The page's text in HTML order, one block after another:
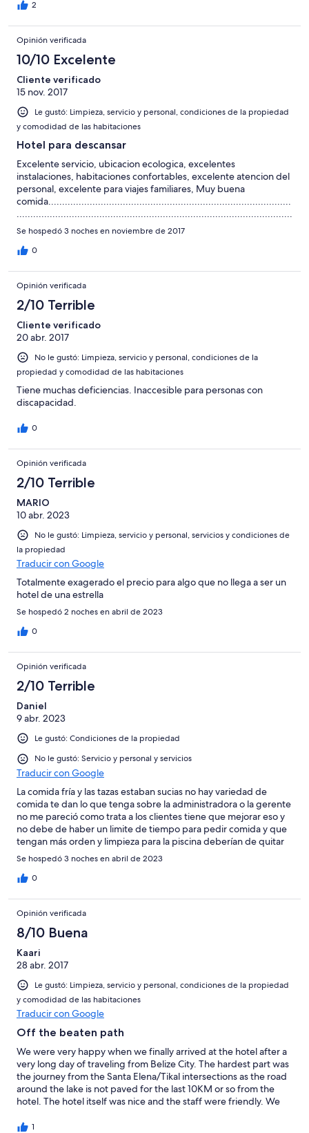
pesar de la amabilidad de la recepcionista fue evidente que
había pagado mas. No importo que estuviéramos en el lugar
(lejos por cierto) en la noche y además con niños. Es posible que
al estar en un lugar muy turístico, siempre tengan clientes pero
NO es justo jugar con la gente que confia en estas plataformas.
2
Opinión verificada
10/10 Excelente
Cliente verificado
15 nov. 2017
Le gustó: Limpieza, servicio y personal, condiciones de la propiedad
y comodidad de las habitaciones
Hotel para descansar
Excelente servicio, ubicacion ecologica, excelentes
instalaciones, habitaciones confortables, excelente atencion del
personal, excelente para viajes familiares, Muy buena
comida........................................................................................
....................................................................................................
....................................................................................................
....................................................................................................
....................................................................................................
Se hospedó 3 noches en noviembre de 2017
0
Opinión verificada
2/10 Terrible
Cliente verificado
20 abr. 2017
No le gustó: Limpieza, servicio y personal, condiciones de la
propiedad y comodidad de las habitaciones
Tiene muchas deficiencias. Inaccesible para personas con
discapacidad.
0
Opinión verificada
2/10 Terrible
MARIO
10 abr. 2023
No le gustó: Limpieza, servicio y personal, servicios y condiciones de
la propiedad
Traducir con Google
Totalmente exagerado el precio para algo que no llega a ser un
hotel de una estrella
Se hospedó 2 noches en abril de 2023
0
Opinión verificada
2/10 Terrible
Daniel
9 abr. 2023
Le gustó: Condiciones de la propiedad
No le gustó: Servicio y personal y servicios
Traducir con Google
La comida fría y las tazas estaban sucias no hay variedad de
comida te dan lo que tenga sobre la administradora o la gerente
no me pareció como trata a los clientes tiene que mejorar eso y
no debe de haber un limite de tiempo para pedir comida y que
tengan más orden y limpieza para la piscina deberían de quitar
el tiempo para meterse o para estar ahí por qué siempre nos
decías que a tal hora está la piscina habilitada y en los días que
estuve ahí solo 1 día avía agua y los demás días no así que
Se hospedó 3 noches en abril de 2023
0
Opinión verificada
8/10 Buena
Kaari
28 abr. 2017
Le gustó: Limpieza, servicio y personal, condiciones de la propiedad
y comodidad de las habitaciones
Traducir con Google
Off the beaten path
We were very happy when we finally arrived at the hotel after a
very long day of traveling from Belize City. The hardest part was
the journey from the Santa Elena/Tikal intersections as the road
around the lake is not paved for the last 10KM or so from the
hotel. The hotel itself was nice and the staff were friendly. We
restaurant. The servers were there to cater to you but the
1